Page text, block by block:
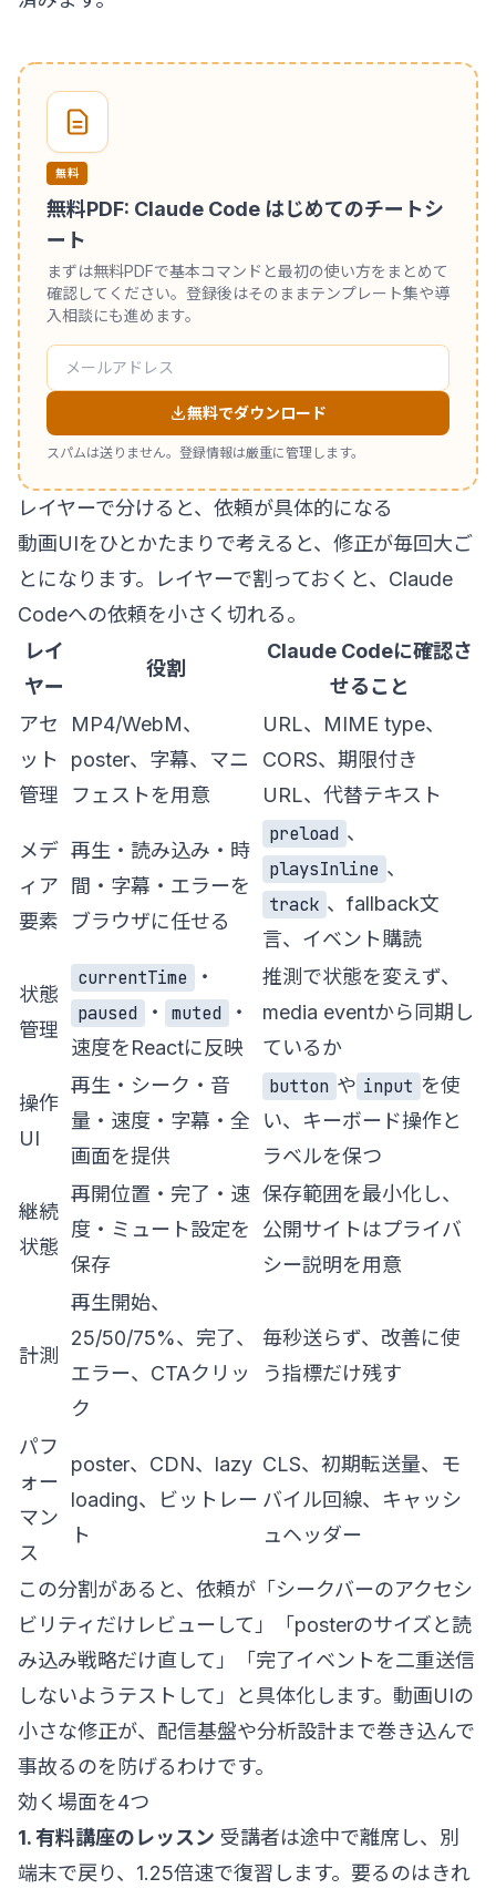
無料
無料PDF: Claude Code はじめてのチートシ
ート
まずは無料PDFで基本コマンドと最初の使い方をまとめて
確認してください。登録後はそのままテンプレート集や導
入相談にも進めます。
無料でダウンロード
スパムは送りません。登録情報は厳重に管理します。
レイヤーで分けると、依頼が具体的になる
動画UIをひとかたまりで考えると、修正が毎回大ご
とになります。レイヤーで割っておくと、Claude
Codeへの依頼を小さく切れる。
レイ
ヤー
役割
Claude Codeに確認さ
せること
アセ
ット
管理
MP4/WebM、
poster、字幕、マニ
フェストを用意
URL、MIME type、
CORS、期限付き
URL、代替テキスト
メデ
ィア
要素
再生・読み込み・時
間・字幕・エラーを
ブラウザに任せる
preload 、
playsInline 、
track 、fallback文
言、イベント購読
状態
管理
currentTime
・
paused
・ muted
・
速度をReactに反映
推測で状態を変えず、
media eventから同期し
ているか
操作
UI
再生・シーク・音
量・速度・字幕・全
画面を提供
button や input を使
い、キーボード操作と
ラベルを保つ
継続
状態
再開位置・完了・速
度・ミュート設定を
保存
保存範囲を最小化し、
公開サイトはプライバ
シー説明を用意
計測
再生開始、
25/50/75%、完了、
エラー、CTAクリッ
ク
毎秒送らず、改善に使
う指標だけ残す
パフ
ォー
マン
ス
poster、CDN、lazy
loading、ビットレー
ト
CLS、初期転送量、モ
バイル回線、キャッシ
ュヘッダー
この分割があると、依頼が「シークバーのアクセシ
ビリティだけレビューして」「posterのサイズと読
み込み戦略だけ直して」「完了イベントを二重送信
しないようテストして」と具体化します。動画UIの
小さな修正が、配信基盤や分析設計まで巻き込んで
事故るのを防げるわけです。
効く場面を4つ
1. 有料講座のレッスン 受講者は途中で離席し、別
端末で戻り、1.25倍速で復習します。要るのはきれ